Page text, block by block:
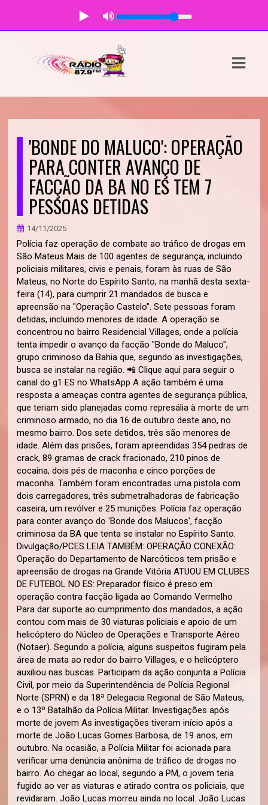
'BONDE DO MALUCO': OPERAÇÃO
PARA CONTER AVANÇO DE
FACÇÃO DA BA NO ES TEM 7
PESSOAS DETIDAS
14/11/2025
Polícia faz operação de combate ao tráfico de drogas em
São Mateus Mais de 100 agentes de segurança, incluindo
policiais militares, civis e penais, foram às ruas de São
Mateus, no Norte do Espírito Santo, na manhã desta sexta-
feira (14), para cumprir 21 mandados de busca e
apreensão na "Operação Castelo". Sete pessoas foram
detidas, incluindo menores de idade. A operação se
concentrou no bairro Residencial Villages, onde a polícia
tenta impedir o avanço da facção "Bonde do Maluco",
grupo criminoso da Bahia que, segundo as investigações,
busca se instalar na região. 📲 Clique aqui para seguir o
canal do g1 ES no WhatsApp A ação também é uma
resposta a ameaças contra agentes de segurança pública,
que teriam sido planejadas como represália à morte de um
criminoso armado, no dia 16 de outubro deste ano, no
mesmo bairro. Dos sete detidos, três são menores de
idade. Além das prisões, foram apreendidas 354 pedras de
crack, 89 gramas de crack fracionado, 210 pinos de
cocaína, dois pés de maconha e cinco porções de
maconha. Também foram encontradas uma pistola com
dois carregadores, três submetralhadoras de fabricação
caseira, um revólver e 25 munições. Polícia faz operação
para conter avanço do 'Bonde dos Malucos', facção
criminosa da BA que tenta se instalar no Espírito Santo.
Divulgação/PCES LEIA TAMBÉM: OPERAÇÃO CONEXÃO:
Operação do Departamento de Narcóticos tem prisão e
apreensão de drogas na Grande Vitória ATUOU EM CLUBES
DE FUTEBOL NO ES: Preparador físico é preso em
operação contra facção ligada ao Comando Vermelho
Para dar suporte ao cumprimento dos mandados, a ação
contou com mais de 30 viaturas policiais e apoio de um
helicóptero do Núcleo de Operações e Transporte Aéreo
(Notaer). Segundo a polícia, alguns suspeitos fugiram pela
área de mata ao redor do bairro Villages, e o helicóptero
auxiliou nas buscas. Participam da ação conjunta a Polícia
Civil, por meio da Superintendência de Polícia Regional
Norte (SPRN) e da 18ª Delegacia Regional de São Mateus,
e o 13º Batalhão da Polícia Militar. Investigações após
morte de jovem As investigações tiveram início após a
morte de João Lucas Gomes Barbosa, de 19 anos, em
outubro. Na ocasião, a Polícia Militar foi acionada para
verificar uma denúncia anônima de tráfico de drogas no
bairro. Ao chegar ao local, segundo a PM, o jovem teria
fugido ao ver as viaturas e atirado contra os policiais, que
revidaram. João Lucas morreu ainda no local. João Lucas